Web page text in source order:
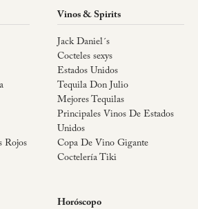
Rojos
Vinos & Spirits
Jack Daniel´s
Cocteles sexys
Estados Unidos
Tequila Don Julio
Mejores Tequilas
Principales Vinos De Estados
Unidos
Copa De Vino Gigante
Coctelería Tiki
Horóscopo